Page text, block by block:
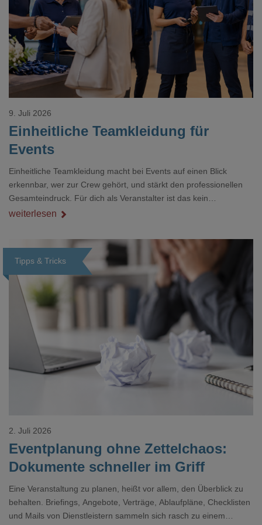
Loading...
Einheitliche Teamkleidung für
Events
9. Juli 2026
Einheitliche Teamkleidung macht bei Events auf einen Blick
erkennbar, wer zur Crew gehört, und stärkt den professionellen
Gesamteindruck. Für dich als Veranstalter ist das kein
Nebenthema: Bei Textilien mit Stickerei oder mehreren
weiterlesen
Tipps & Tricks
Loading...
Eventplanung ohne Zettelchaos:
Dokumente schneller im Griff
2. Juli 2026
Eine Veranstaltung zu planen, heißt vor allem, den Überblick zu
behalten. Briefings, Angebote, Verträge, Ablaufpläne, Checklisten
und Mails von Dienstleistern sammeln sich rasch zu einem